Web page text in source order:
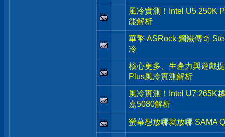
風冷實測！Intel U5 250K
能解析
華擎 ASRock 鋼鐵傳奇
冷
核心更多、生產力與遊戲
Plus風冷實測解析
風冷實測！Intel U7 265K
嘉5080解析
螢幕想放哪就放哪 SAMA